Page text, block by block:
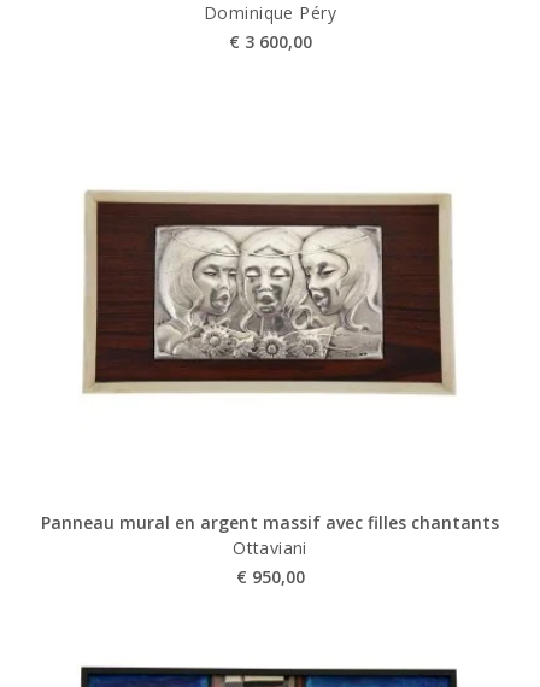
Dominique Péry
€ 3 600,00
Panneau mural en argent massif avec filles chantants
Ottaviani
€ 950,00